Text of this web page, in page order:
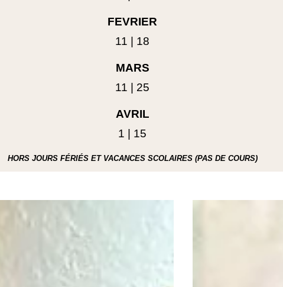
FEVRIER
11 | 18
MARS
11 | 25
AVRIL
1 | 15
HORS JOURS FÉRIÉS ET VACANCES SCOLAIRES (PAS DE COURS)